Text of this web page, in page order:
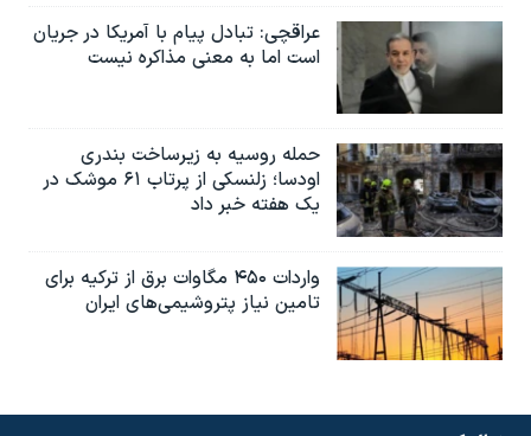
عراقچی: تبادل پیام با آمریکا در جریان
است اما به معنی مذاکره نیست
حمله روسیه به زیرساخت بندری
اودسا؛ زلنسکی از پرتاب ۶۱ موشک در
یک هفته خبر داد
واردات ۴۵۰ مگاوات برق از ترکیه برای
تامین نیاز پتروشیمی‌های ایران